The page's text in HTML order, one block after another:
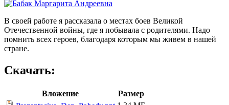
В своей работе я рассказала о местах боев Великой
Отечественной войны, где я побывала с родителями. Надо
помнить всех героев, благодаря которым мы живем в нашей
стране.
Скачать:
Вложение
Размер